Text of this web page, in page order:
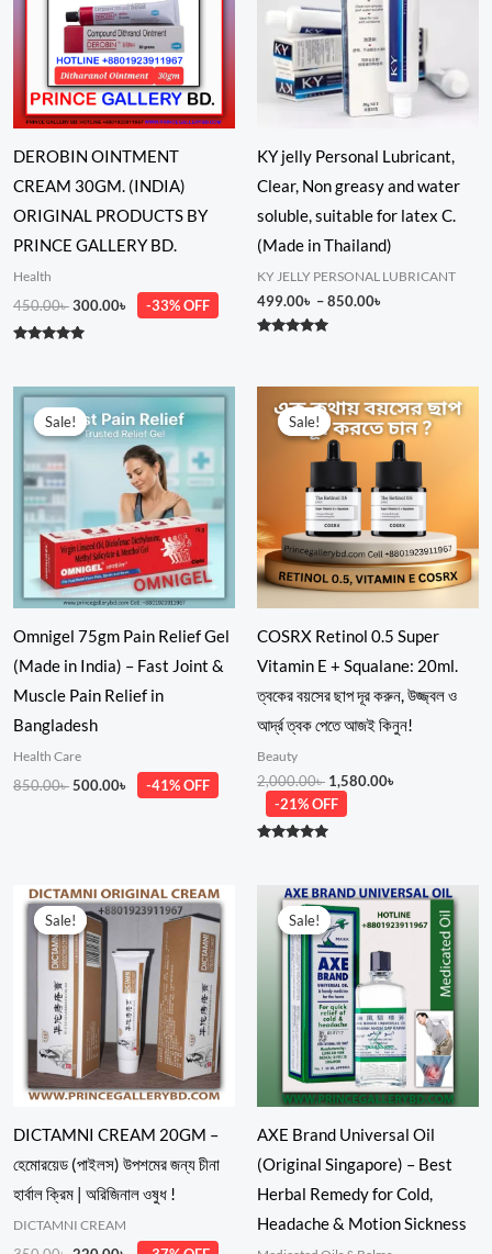
DEROBIN OINTMENT
CREAM 30GM. (INDIA)
ORIGINAL PRODUCTS BY
PRINCE GALLERY BD.
Health
450.00৳300.00৳ -33% OFF
KY jelly Personal Lubricant,
Clear, Non greasy and water
soluble, suitable for latex C.
(Made in Thailand)
KY JELLY PERSONAL LUBRICANT
499.00৳ –850.00৳
Sale!
Sale!
Omnigel 75gm Pain Relief Gel
(Made in India) – Fast Joint &
Muscle Pain Relief in
Bangladesh
Health Care
850.00৳
Original
price
was:
850.00৳ .
500.00৳
Current
price
is:
500.00৳ .
-41% OFF
Sale!
Sale!
COSRX Retinol 0.5 Super
Vitamin E + Squalane: 20ml.
ত্বকের বয়সের ছাপ দূর করুন, উজ্জ্বল ও
আর্দ্র ত্বক পেতে আজই কিনুন!
Beauty
2,000.00৳
price
was:
2,000.00৳ .
1,580.00৳
price
is:
1,580.00৳ .
-21% OFF
Sale!
Sale!
DICTAMNI CREAM 20GM –
হেমোরয়েড (পাইলস) উপশমের জন্য চীনা
হার্বাল ক্রিম | অরিজিনাল ওষুধ !
DICTAMNI CREAM
Original
price
was:
350.00৳ .
Current
price
220.00৳ .
Sale!
Sale!
AXE Brand Universal Oil
(Original Singapore) – Best
Herbal Remedy for Cold,
Headache & Motion Sickness
Price
range:
300.00৳
through
1,280.00৳